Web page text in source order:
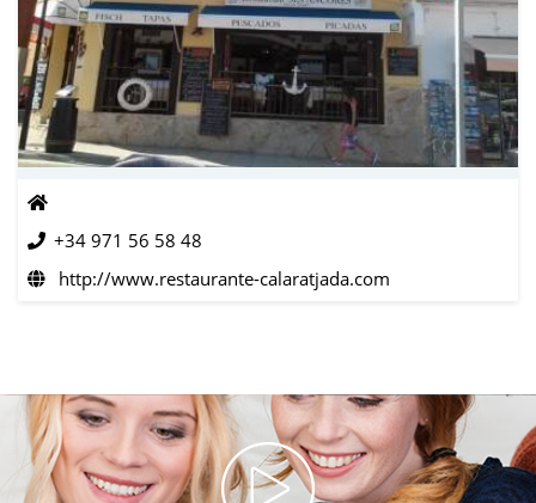
+34 971 56 58 48
http://www.restaurante-calaratjada.com